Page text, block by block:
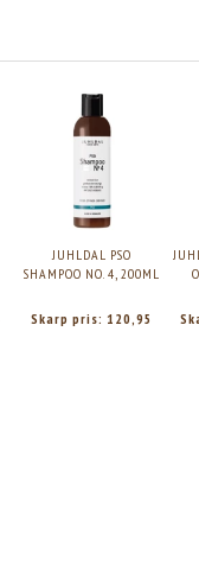
JUHLDAL PSO
SHAMPOO NO. 4, 200ML
Skarp pris: 120,95